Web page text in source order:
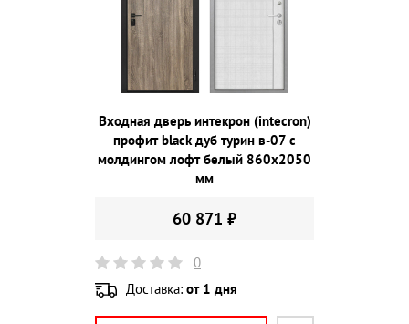
Входная дверь интекрон (intecron)
профит black дуб турин в-07 с
молдингом лофт белый 860х2050
мм
60 871 ₽
0
Доставка: от 1 дня